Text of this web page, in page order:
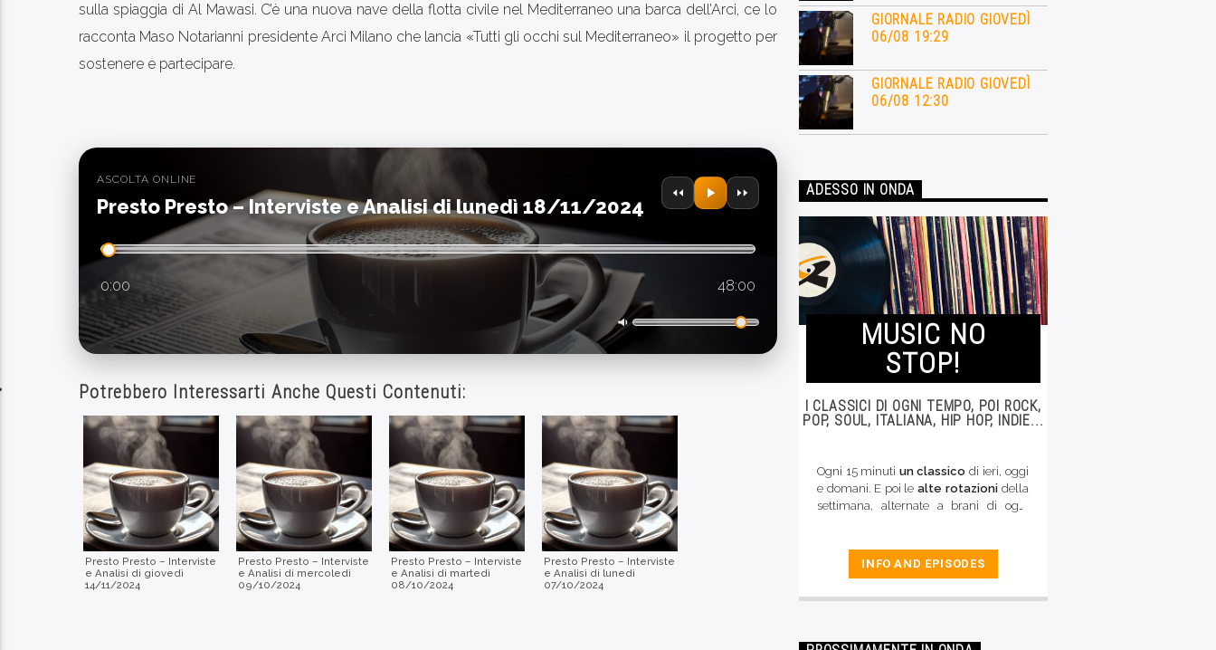
sulla spiaggia di Al Mawasi. C’è una nuova nave della flotta civile nel Mediterraneo una barca dell’Arci, ce lo
racconta Maso Notarianni presidente Arci Milano che lancia «Tutti gli occhi sul Mediterraneo» il progetto per
sostenere e partecipare.
ASCOLTA ONLINE
Presto Presto – Interviste e Analisi di lunedì 18/11/2024
0:00 48:00
Potrebbero Interessarti Anche Questi Contenuti:
Presto Presto – Interviste
e Analisi di giovedì
14/11/2024
Presto Presto – Interviste
e Analisi di mercoledì
09/10/2024
Presto Presto – Interviste
e Analisi di martedì
08/10/2024
Presto Presto – Interviste
e Analisi di lunedì
07/10/2024
GIORNALE RADIO GIOVEDÌ
06/08 19:29
GIORNALE RADIO GIOVEDÌ
06/08 12:30
ADESSO IN ONDA
MUSIC NO
STOP!
I CLASSICI DI OGNI TEMPO, POI ROCK,
POP, SOUL, ITALIANA, HIP HOP, INDIE...
Ogni 15 minuti un classico di ieri, oggi
e domani. E poi le alte rotazioni della
settimana, alternate a brani di ogni
blues...). La buona musica di qualità
INFO AND EPISODES